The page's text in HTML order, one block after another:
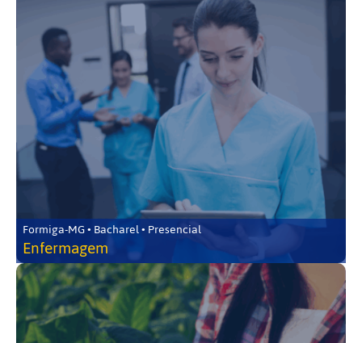
Formiga-MG • Bacharel • Presencial
Enfermagem